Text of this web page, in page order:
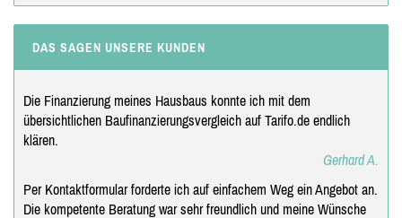
DAS SAGEN UNSERE KUNDEN
Die Finanzierung meines Hausbaus konnte ich mit dem
übersichtlichen Baufinanzierungsvergleich auf Tarifo.de endlich
klären.
Gerhard A.
Per Kontaktformular forderte ich auf einfachem Weg ein Angebot an.
Die kompetente Beratung war sehr freundlich und meine Wünsche